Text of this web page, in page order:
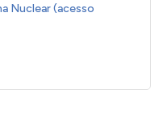
Nuclear (acesso